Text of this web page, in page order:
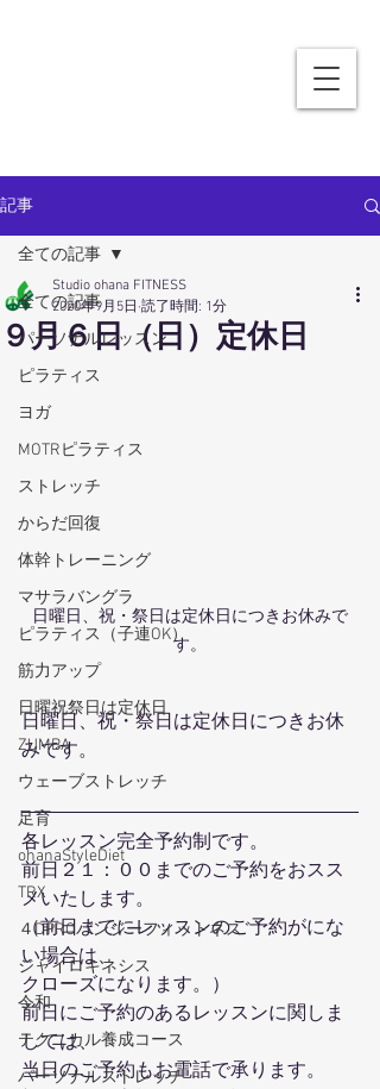
記事
全ての記事
パーソナルレッスン
ピラティス
ヨガ
MOTRピラティス
ストレッチ
からだ回復
体幹トレーニング
マサラバングラ
ピラティス（子連OK）
筋力アップ
日曜祝祭日は定休日
ZUMBA
ウェーブストレッチ
足育
ohanaStyleDiet
TRX
４DPROバンジーフィットネス
ジャイロキネシス
令和
テクニカル養成コース
パーソナルストレッチ
全ての記事
９月６日（日）定休日
Studio ohana FITNESS
2020年9月5日 読了時間: 1分
日曜日、祝・祭日は定休日につきお休みで
す。
日曜日、祝・祭日は定休日につきお休
みです。
各レッスン完全予約制です。
前日２１：００までのご予約をおスス
メいたします。
（前日までにレッスンのご予約がにな
い場合は、
クローズになります。）
前日にご予約のあるレッスンに関しま
しては、
当日のご予約もお電話で承ります。